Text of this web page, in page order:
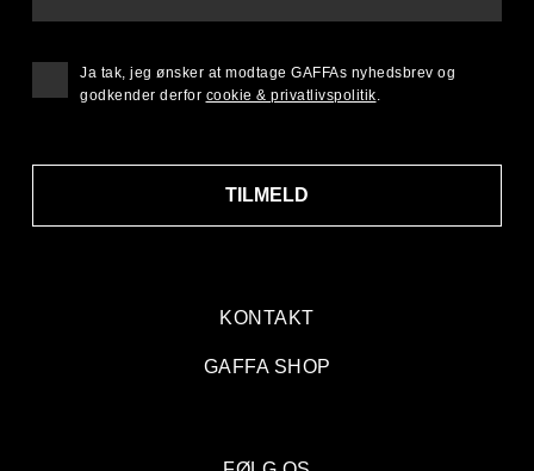
KONTAKT
GAFFA SHOP
TILMELD
Ja tak, jeg ønsker at modtage GAFFAs nyhedsbrev og
godkender derfor cookie & privatlivspolitik.